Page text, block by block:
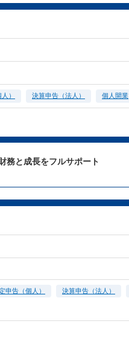
） 決算申告（法人） 個人開業
務と成長をフルサポート
申告（個人） 決算申告（法人）